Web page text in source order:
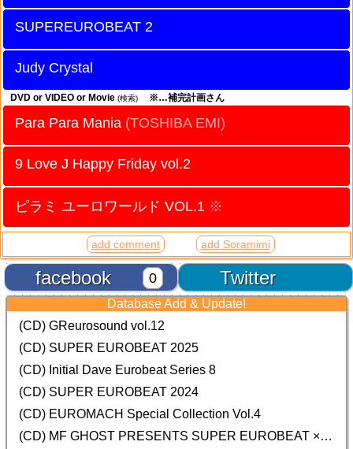
SUPEREUROBEAT 2
Judy Crystal
DVD or VIDEO or Movie (検索) ※…補完計画さん
Para Para Mania (TOSHIBA EMI)
9 Love J Happy Friday vol.2
ピラミ ユーロワールド VOL.1 ※
add comment add Soramimi
Twitter
facebook 0
Database Add & Update!
(CD) GReurosound vol.12
(CD) SUPER EUROBEAT 2025
(CD) Initial Dave Eurobeat Series 8
(CD) SUPER EUROBEAT 2024
(CD) EUROMACH Special Collection Vol.4
(CD) MF GHOST PRESENTS SUPER EUROBEAT × ORIGINAL SOUNDTRACK NEW COLLECTION